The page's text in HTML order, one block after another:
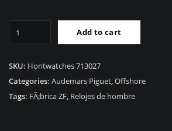
Royal
Oak
15720CN.OO.A002CA.01
Add to cart
SKU: Hontwatches 713027
Categories: Audemars Piguet,Offshore
Tags: FÃ¡brica ZF, Relojes de hombre